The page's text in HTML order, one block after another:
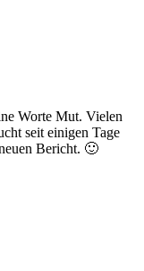
Worte Mut. Vielen
seit einigen Tage
Bericht. 🙂